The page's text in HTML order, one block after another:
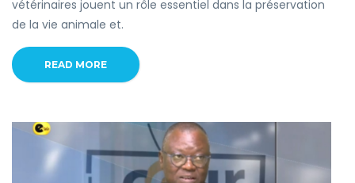
vétérinaires jouent un rôle essentiel dans la préservation
de la vie animale et.
READ MORE